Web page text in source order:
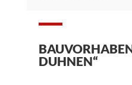
DUHNEN“